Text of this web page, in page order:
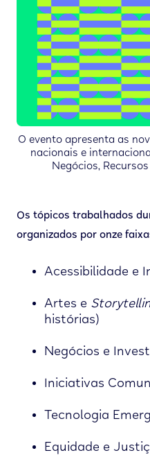
O evento apresenta as
nacionais e
Negócios,
Os tópicos trabalhados
organizados por onze
Acessibilidade e
Artes e
histórias)
Negócios e
Iniciativas
Tecnologia
Equidade e